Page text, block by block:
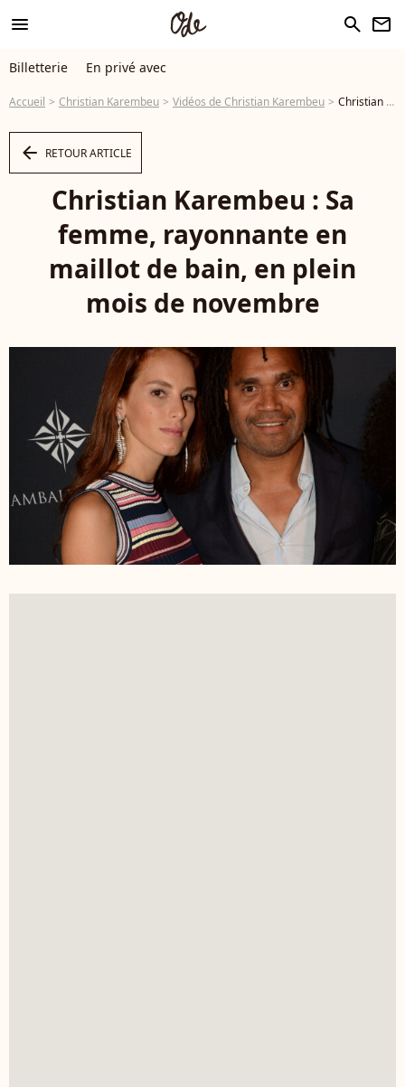
menu search newsletter
Billetterie En privé avec
Accueil Christian Karembeu Vidéos de Christian Karembeu Christian Karembeu : Sa femme, rayonnante en maillot de bain, en plein mois de novembre - Vidéo
arrow_left RETOUR ARTICLE
Christian Karembeu : Sa
femme, rayonnante en
maillot de bain, en plein
mois de novembre